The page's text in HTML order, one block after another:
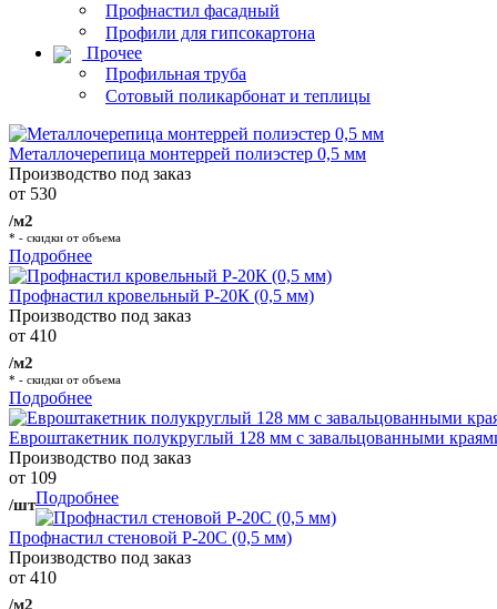
Профнастил фасадный
Профили для гипсокартона
Прочее
Профильная труба
Сотовый поликарбонат и теплицы
Металлочерепица монтеррей полиэстер 0,5 мм
Производство под заказ
от 530
/м2
* - скидки от объема
Подробнее
Профнастил кровельный Р-20К (0,5 мм)
Производство под заказ
от 410
/м2
* - скидки от объема
Подробнее
Евроштакетник полукруглый 128 мм с завальцованными
Производство под заказ
от 109
/штПодробнее
Профнастил стеновой Р-20С (0,5 мм)
Производство под заказ
от 410
/м2